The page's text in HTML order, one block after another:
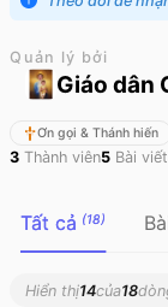
Quản lý bởi
Giáo dân
Ơn gọi & Thánh hiến
3 Thành viên5 Bài viết
Tất cả (18)
Hiển thị14của18